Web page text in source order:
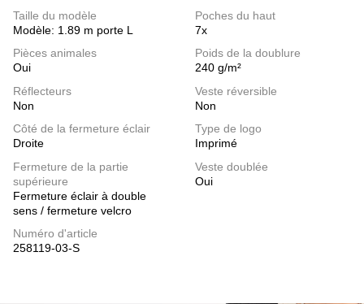
Taille du modèle
Modèle: 1.89 m porte L
Poches du haut
7x
Pièces animales
Oui
Poids de la doublure
240 g/m²
Réflecteurs
Non
Veste réversible
Non
Côté de la fermeture éclair
Droite
Type de logo
Imprimé
Fermeture de la partie
supérieure
Fermeture éclair à double
sens / fermeture velcro
Veste doublée
Oui
Numéro d'article
258119-03-S